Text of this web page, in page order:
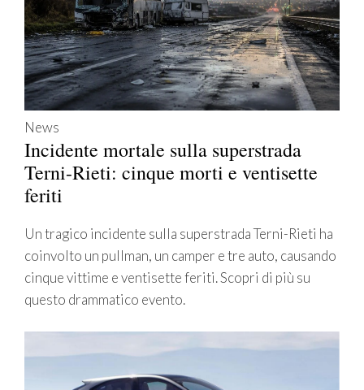
News
Incidente mortale sulla superstrada
Terni-Rieti: cinque morti e ventisette
feriti
Un tragico incidente sulla superstrada Terni-Rieti ha
coinvolto un pullman, un camper e tre auto, causando
cinque vittime e ventisette feriti. Scopri di più su
questo drammatico evento.